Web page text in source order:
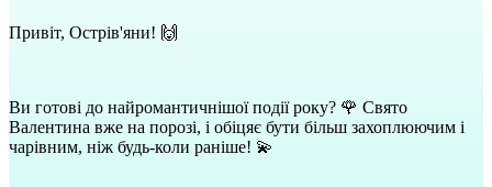
Привіт, Острів'яни! 🙌
Ви готові до найромантичнішої події року? 🌹 Свято
Валентина вже на порозі, і обіцяє бути більш захоплюючим і
чарівним, ніж будь-коли раніше! 💫